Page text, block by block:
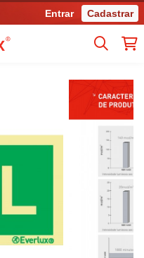
Entrar Cadastrar